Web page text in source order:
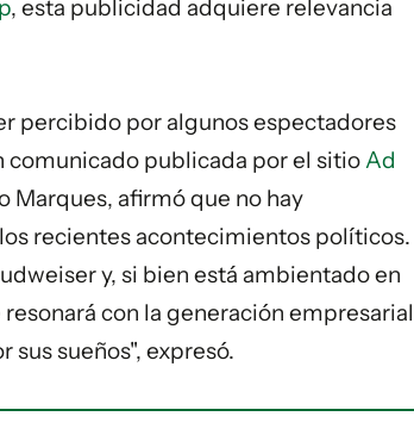
, esta publicidad adquiere relevancia
percibido por algunos espectadores
comunicado publicada por el sitioAd
Marques, afirmó que no hay
recientes acontecimientos políticos.
y, si bien está ambientado en
con la generación empresarial
sus sueños", expresó.